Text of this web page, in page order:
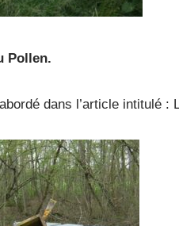
Pollen.
dans l’article intitulé :